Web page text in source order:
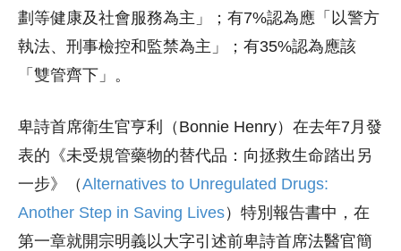
劃等健康及社會服務為主」；有7%認為應「以警方
執法、刑事檢控和監禁為主」；有35%認為應該
「雙管齊下」。
卑詩首席衛生官亨利（Bonnie Henry）在去年7月發
表的《未受規管藥物的替代品：向拯救生命踏出另
一步》（Alternatives to Unregulated Drugs:
Another Step in Saving Lives）特別報告書中，在
第一章就開宗明義以大字引述前卑詩首席法醫官簡